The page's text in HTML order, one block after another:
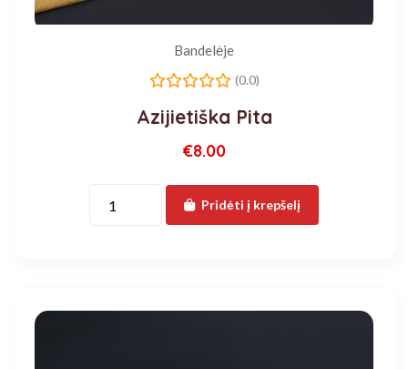
Bandelėje
(0.0)
Azijietiška Pita
€8.00
Pridėti į krepšelį